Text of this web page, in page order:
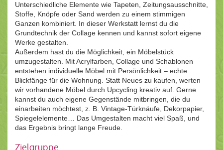
Unterschiedliche Elemente wie Tapeten, Zeitungsausschnitte,
Stoffe, Knöpfe oder Sand werden zu einem stimmigen
Ganzen kombiniert. In dieser Werkstatt lernst du die
Grundtechnik der Collage kennen und kannst sofort eigene
Werke gestalten.
Außerdem hast du die Möglichkeit, ein Möbelstück
umzugestalten. Mit Acrylfarben, Collage und Schablonen
entstehen individuelle Möbel mit Persönlichkeit – echte
Blickfänge für die Wohnung. Statt Neues zu kaufen, werten
wir vorhandene Möbel durch Upcycling kreativ auf. Gerne
kannst du auch eigene Gegenstände mitbringen, die du
einarbeiten möchtest, z. B. Vintage-Türknäufe, Dekorpapier,
Spiegelelemente… Das Umgestalten macht viel Spaß, und
das Ergebnis bringt lange Freude.
Zielgruppe